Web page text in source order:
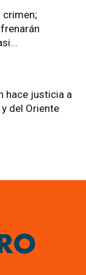
crimen;
hace justicia a
del Oriente